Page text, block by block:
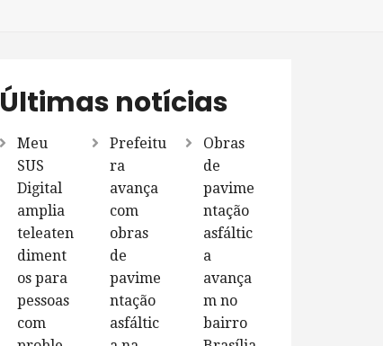
Últimas notícias
Meu
SUS
Digital
amplia
teleaten
diment
os para
pessoas
com
Prefeitu
ra
avança
com
obras
de
pavime
ntação
asfáltic
Obras
de
pavime
ntação
asfáltic
a
avança
m no
bairro